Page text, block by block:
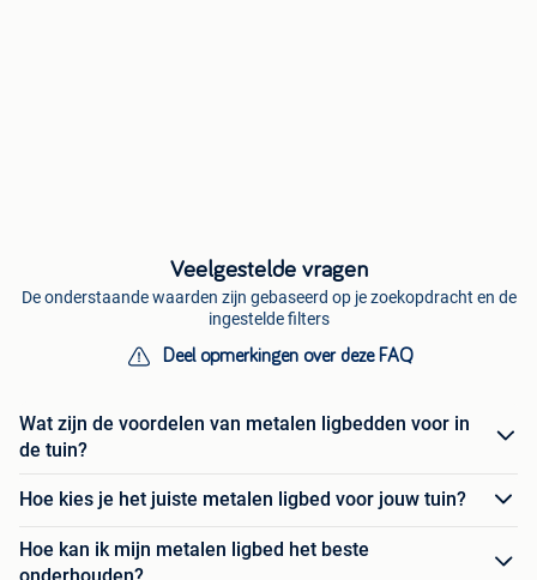
Veelgestelde vragen
De onderstaande waarden zijn gebaseerd op je zoekopdracht en de
ingestelde filters
Deel opmerkingen over deze FAQ
Wat zijn de voordelen van metalen ligbedden voor in
de tuin?
Hoe kies je het juiste metalen ligbed voor jouw tuin?
Hoe kan ik mijn metalen ligbed het beste